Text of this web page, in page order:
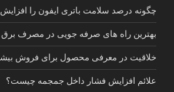
چگونه درصد سلامت باتری ایفون را
بهترین راه های صرفه جویی در مصرف برق
خلاقیت در معرفی محصول برای فروش
علائم افزایش فشار داخل جمجمه چیست؟